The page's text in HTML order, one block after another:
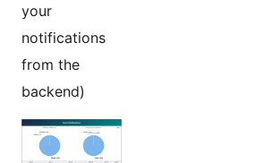
your
notifications
from the
backend)